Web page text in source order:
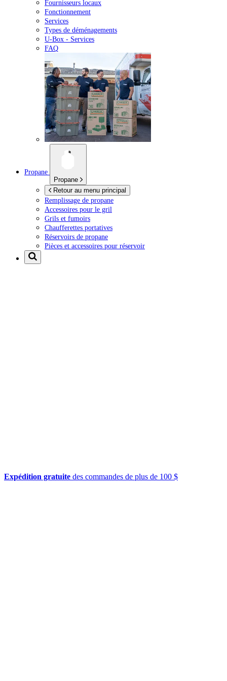
Fournisseurs locaux
Fonctionnement
Services
Types de déménagements
U-Box - Services
FAQ
Propane
Propane
Retour au menu principal
Remplissage de propane
Accessoires pour le gril
Grils et fumoirs
Chaufferettes portatives
Réservoirs de propane
Pièces et accessoires pour réservoir
Expédition gratuite des commandes de plus de 100 $